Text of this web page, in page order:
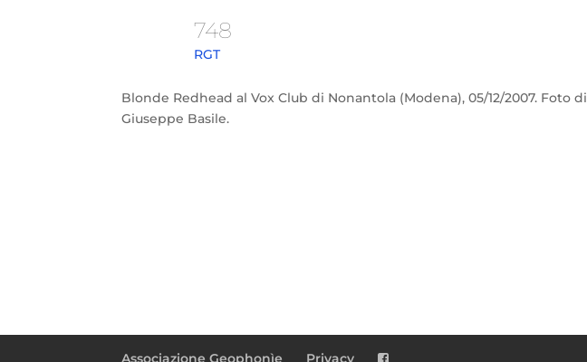
748
RGT
Blonde Redhead al Vox Club di Nonantola (Modena), 05/12/2007. Foto di
Giuseppe Basile.
Associazione Geophonìe Privacy